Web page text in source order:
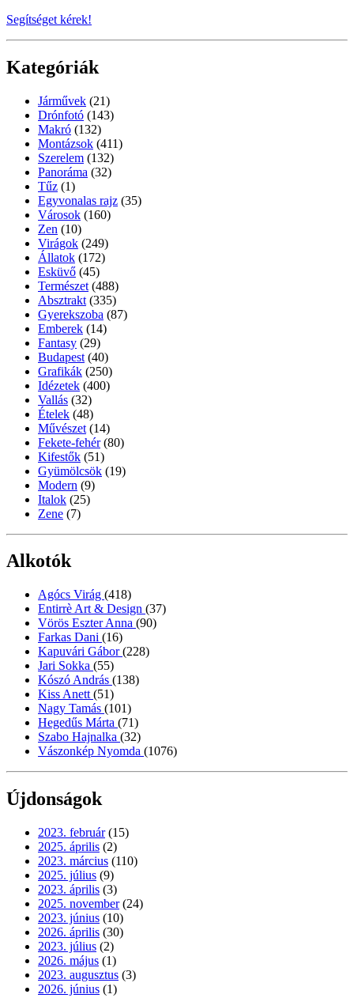
Segítséget kérek!
Kategóriák
Járművek (21)
Drónfotó (143)
Makró (132)
Montázsok (411)
Szerelem (132)
Panoráma (32)
Tűz (1)
Egyvonalas rajz (35)
Városok (160)
Zen (10)
Virágok (249)
Állatok (172)
Esküvő (45)
Természet (488)
Absztrakt (335)
Gyerekszoba (87)
Emberek (14)
Fantasy (29)
Budapest (40)
Grafikák (250)
Idézetek (400)
Vallás (32)
Ételek (48)
Művészet (14)
Fekete-fehér (80)
Kifestők (51)
Gyümölcsök (19)
Modern (9)
Italok (25)
Zene (7)
Alkotók
Agócs Virág (418)
Entirrè Art & Design (37)
Vörös Eszter Anna (90)
Farkas Dani (16)
Kapuvári Gábor(228)
Jari Sokka (55)
Kószó András (138)
Kiss Anett (51)
Nagy Tamás (101)
Hegedűs Márta (71)
Szabo Hajnalka (32)
Vászonkép Nyomda (1076)
Újdonságok
2023. február (15)
2025. április (2)
2023. március (110)
2025. július (9)
2023. április (3)
2025. november (24)
2023. június (10)
2026. április (30)
2023. július (2)
2026. május (1)
2023. augusztus (3)
2026. június (1)